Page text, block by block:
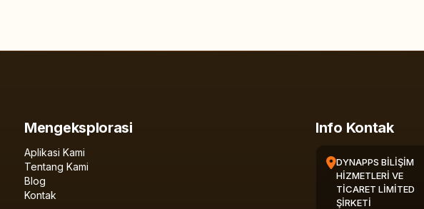
Mengeksplorasi
Aplikasi Kami
Tentang Kami
Blog
Kontak
Info Kontak
DYNAPPS BİLİŞİM
HİZMETLERİ VE
TİCARET LİMİTED
ŞİRKETİ